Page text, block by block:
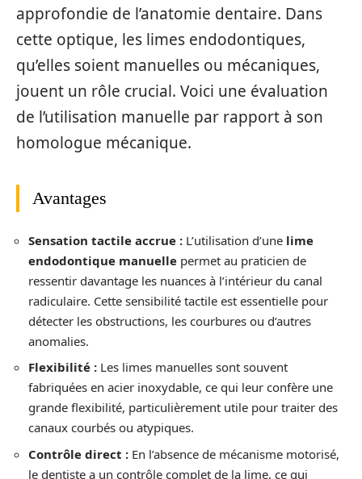
approfondie de l’anatomie dentaire. Dans
cette optique, les limes endodontiques,
qu’elles soient manuelles ou mécaniques,
jouent un rôle crucial. Voici une évaluation
de l’utilisation manuelle par rapport à son
homologue mécanique.
Avantages
Sensation tactile accrue : L’utilisation d’une lime
endodontique manuelle permet au praticien de
ressentir davantage les nuances à l’intérieur du canal
radiculaire. Cette sensibilité tactile est essentielle pour
détecter les obstructions, les courbures ou d’autres
anomalies.
Flexibilité : Les limes manuelles sont souvent
fabriquées en acier inoxydable, ce qui leur confère une
grande flexibilité, particulièrement utile pour traiter des
canaux courbés ou atypiques.
Contrôle direct : En l’absence de mécanisme motorisé,
le dentiste a un contrôle complet de la lime, ce qui